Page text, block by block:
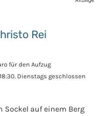
Rei
für den Aufzug
Dienstags geschlossen
Sockel auf einem Berg